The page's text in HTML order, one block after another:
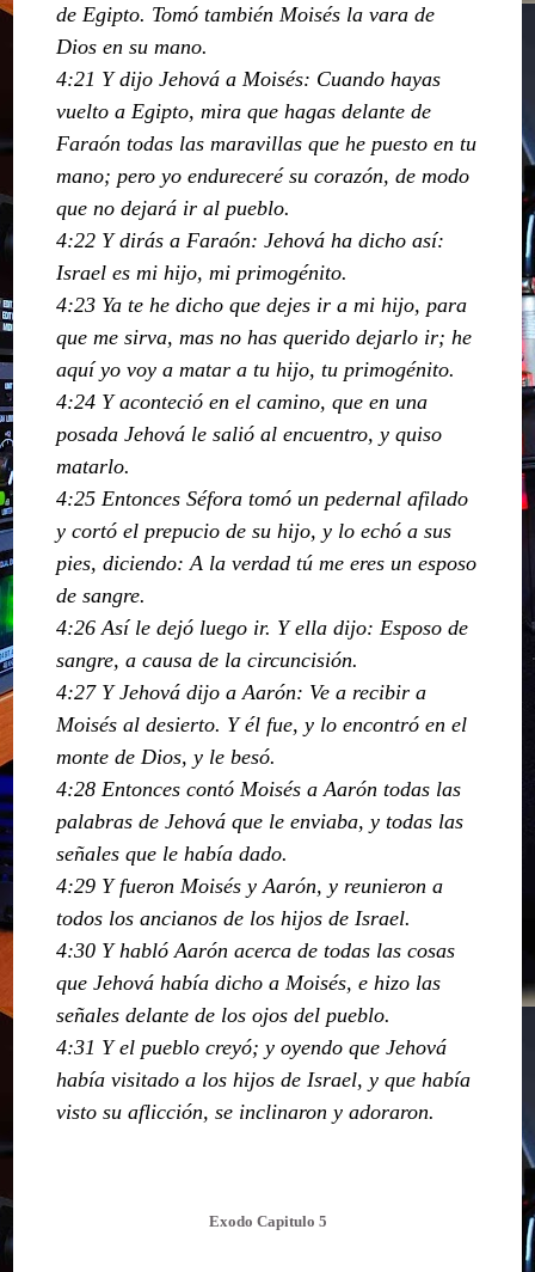
de Egipto. Tomó también Moisés la vara de
Dios en su mano.
4:21 Y dijo Jehová a Moisés: Cuando hayas
vuelto a Egipto, mira que hagas delante de
Faraón todas las maravillas que he puesto en tu
mano; pero yo endureceré su corazón, de modo
que no dejará ir al pueblo.
4:22 Y dirás a Faraón: Jehová ha dicho así:
Israel es mi hijo, mi primogénito.
4:23 Ya te he dicho que dejes ir a mi hijo, para
que me sirva, mas no has querido dejarlo ir; he
aquí yo voy a matar a tu hijo, tu primogénito.
4:24 Y aconteció en el camino, que en una
posada Jehová le salió al encuentro, y quiso
matarlo.
4:25 Entonces Séfora tomó un pedernal afilado
y cortó el prepucio de su hijo, y lo echó a sus
pies, diciendo: A la verdad tú me eres un esposo
de sangre.
4:26 Así le dejó luego ir. Y ella dijo: Esposo de
sangre, a causa de la circuncisión.
4:27 Y Jehová dijo a Aarón: Ve a recibir a
Moisés al desierto. Y él fue, y lo encontró en el
monte de Dios, y le besó.
4:28 Entonces contó Moisés a Aarón todas las
palabras de Jehová que le enviaba, y todas las
señales que le había dado.
4:29 Y fueron Moisés y Aarón, y reunieron a
todos los ancianos de los hijos de Israel.
4:30 Y habló Aarón acerca de todas las cosas
que Jehová había dicho a Moisés, e hizo las
señales delante de los ojos del pueblo.
4:31 Y el pueblo creyó; y oyendo que Jehová
había visitado a los hijos de Israel, y que había
visto su aflicción, se inclinaron y adoraron.
Exodo Capitulo 5